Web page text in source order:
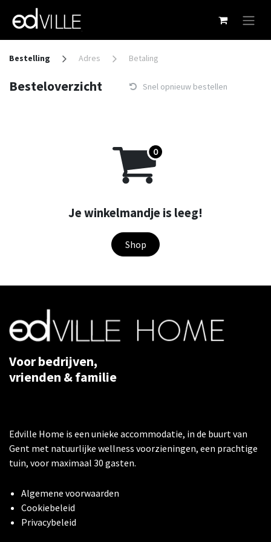
Overslaan naar inhoud
Bestelling Adres Betaling
Besteloverzicht Snel opnieuw bestellen
Je winkelmandje is leeg!
Shop
Voor bedrijven,
vrienden & familie
Edville Home is een unieke accommodatie, in de buurt van
Gent met natuurlijke wellness voorzieningen, een prachtige
tuin, voor maximaal 30 gasten.
Algemene voorwaarden
Cookiebeleid
​Privacybeleid